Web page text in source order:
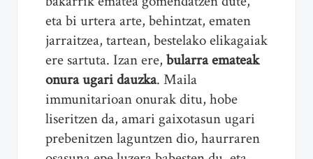
eta bi urtera arte, behintzat, ematen
jarraitzea, tartean, bestelako elikagaiak
ere sartuta. Izan ere, bularra emateak
onura ugari dauzka. Maila
immunitarioan onurak ditu, hobe
liseritzen da, amari gaixotasun ugari
prebenitzen laguntzen dio, haurraren